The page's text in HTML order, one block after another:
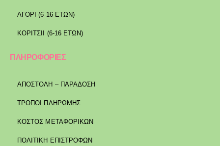
ΑΓΟΡΙ (6-16 ΕΤΩΝ)
ΚΟΡΙΤΣΙΙ (6-16 ΕΤΩΝ)
ΠΛΗΡΟΦΟΡΙΕΣ
ΑΠΟΣΤΟΛΉ – ΠΑΡΆΔΟΣΗ
ΤΡΌΠΟΙ ΠΛΗΡΩΜΉΣ
ΚΌΣΤΟΣ ΜΕΤΑΦΟΡΙΚΏΝ
ΠΟΛΙΤΙΚΉ ΕΠΙΣΤΡΟΦΏΝ